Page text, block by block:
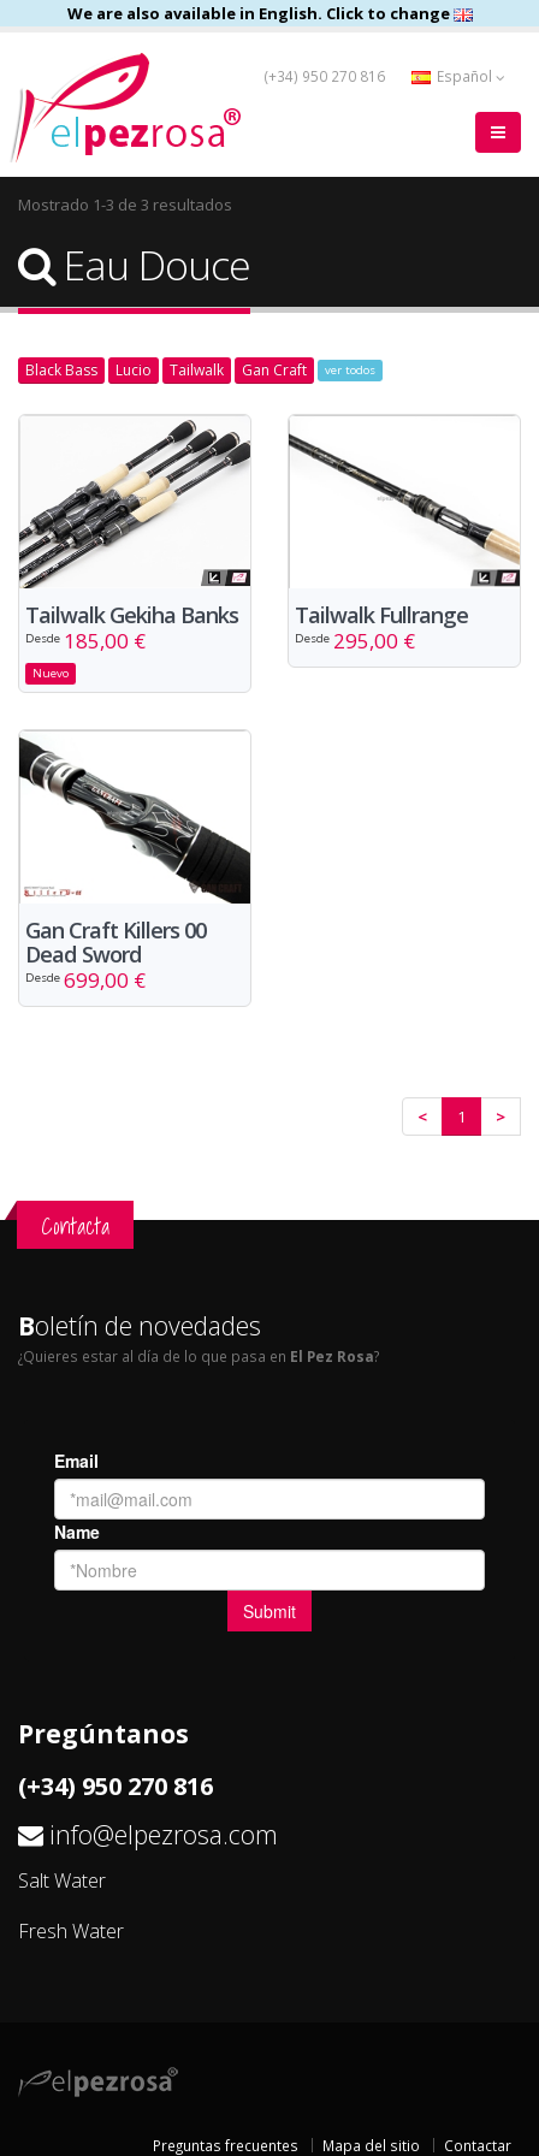
We are also available in English. Click to change
(+34) 950 270 816 Español
Mostrado 1-3 de 3 resultados
Eau Douce
Black Bass Lucio Tailwalk Gan Craft ver todos
Tailwalk Gekiha Banks
Desde 185,00 €
Nuevo
Tailwalk Fullrange
Desde 295,00 €
Gan Craft Killers 00
Dead Sword
Desde 699,00 €
< 1 >
Contacta
Boletín de novedades
¿Quieres estar al día de lo que pasa en El Pez Rosa?
Pregúntanos
(+34) 950 270 816
info@elpezrosa.com
Salt Water
Fresh Water
Preguntas frecuentes Mapa del sitio Contactar